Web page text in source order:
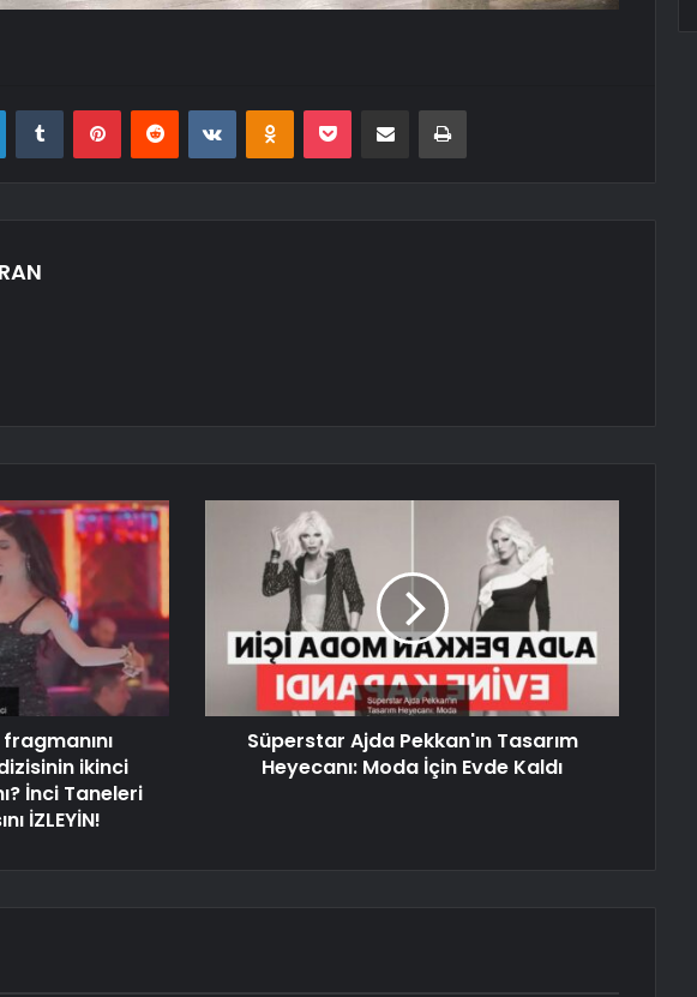
LinkedInTumblr PinterestReddit VKontakteOdnoklassniki
Pocket E-Posta ile paylaş Yazdır
ikinci
İnci Taneleri
İZLEYİN!
Süperstar Ajda Pekkan'ın Tasarım
Heyecanı: Moda İçin Evde Kaldı